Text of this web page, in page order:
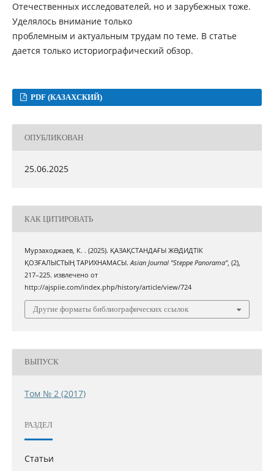
Отечественных исследователей, но и зарубежных тоже.
Уделялось внимание только
проблемным и актуальным трудам по теме. В статье
дается только историографический обзор.
PDF (КАЗАХСКИЙ)
ОПУБЛИКОВАН
25.06.2025
КАК ЦИТИРОВАТЬ
Мурзаходжаев, К. . (2025). ҚАЗАҚСТАНДАҒЫ ЖƏДИДТІК
ҚОЗҒАЛЫСТЫҢ ТАРИХНАМАСЫ.Asian Journal "Steppe Panorama", (2),
217–225. извлечено от
http://ajspiie.com/index.php/history/article/view/724
Другие форматы библиографических ссылок
ВЫПУСК
Том № 2 (2017)
РАЗДЕЛ
Статьи